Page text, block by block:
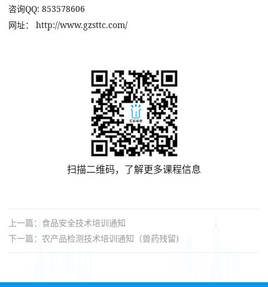
咨询QQ: 853578606
网址： http://www.gzsttc.com/
扫描二维码，了解更多课程信息
上一篇：食品安全技术培训通知
下一篇：农产品检测技术培训通知（兽药残留)